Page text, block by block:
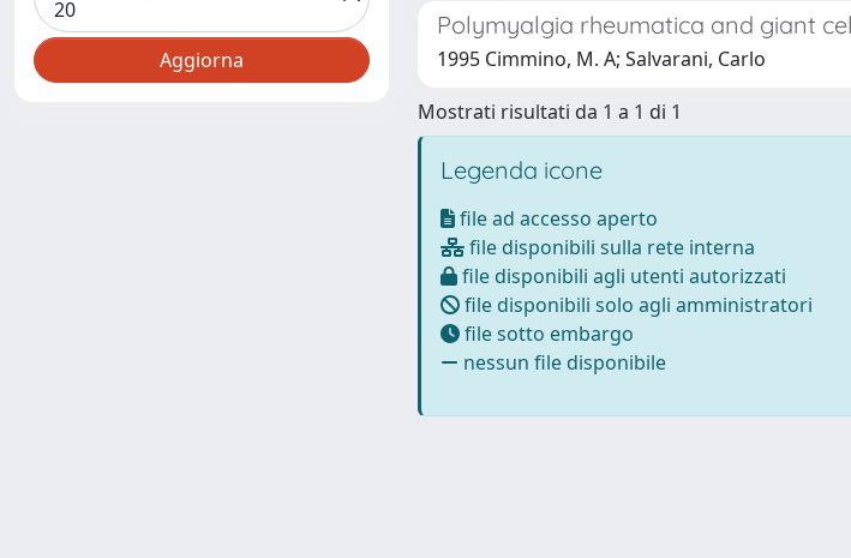
Polymyalgia rheumatica and giant
1995 Cimmino, M. A; Salvarani, Carlo
Mostrati risultati da 1 a 1 di 1
Legenda icone
file ad accesso aperto
file disponibili sulla rete interna
file disponibili agli utenti autorizzati
file disponibili solo agli amministratori
file sotto embargo
nessun file disponibile